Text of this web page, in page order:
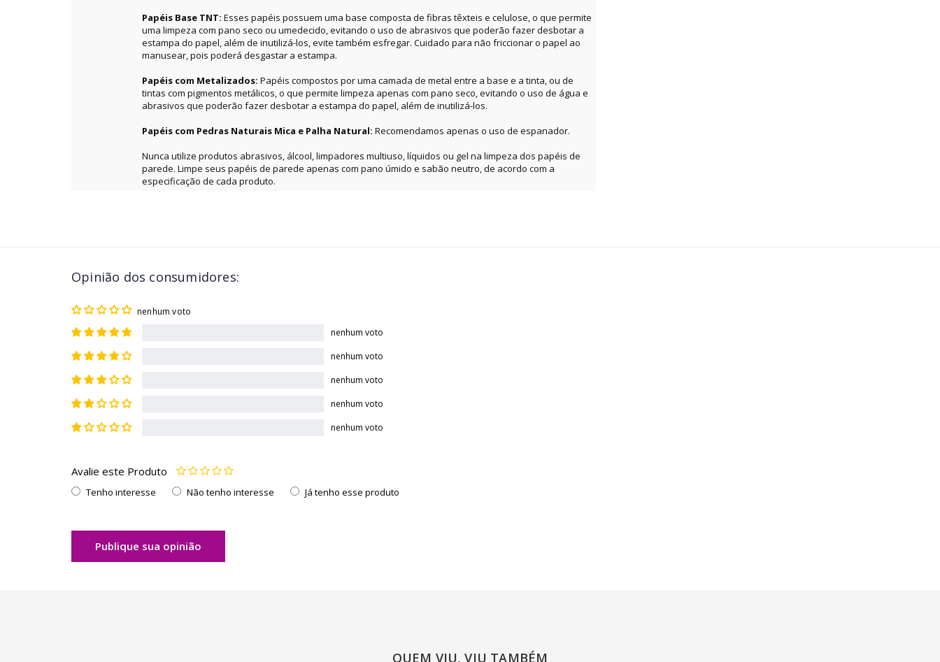
Papéis Base TNT: Esses papéis possuem uma base composta de fibras têxteis e celulose, o que permite
uma limpeza com pano seco ou umedecido, evitando o uso de abrasivos que poderão fazer desbotar a
estampa do papel, além de inutilizá-los, evite também esfregar. Cuidado para não friccionar o papel ao
manusear, pois poderá desgastar a estampa.
Papéis com Metalizados: Papéis compostos por uma camada de metal entre a base e a tinta, ou de
tintas com pigmentos metálicos, o que permite limpeza apenas com pano seco, evitando o uso de água e
abrasivos que poderão fazer desbotar a estampa do papel, além de inutilizá-los.
Papéis com Pedras Naturais Mica e Palha Natural: Recomendamos apenas o uso de espanador.
Nunca utilize produtos abrasivos, álcool, limpadores multiuso, líquidos ou gel na limpeza dos papéis de
parede. Limpe seus papéis de parede apenas com pano úmido e sabão neutro, de acordo com a
especificação de cada produto.
Opinião dos consumidores:
nenhum voto
nenhum voto
nenhum voto
nenhum voto
nenhum voto
nenhum voto
Avalie este Produto
Tenho interesse Não tenho interesse Já tenho esse produto
Publique sua opinião
QUEM VIU, VIU TAMBÉM